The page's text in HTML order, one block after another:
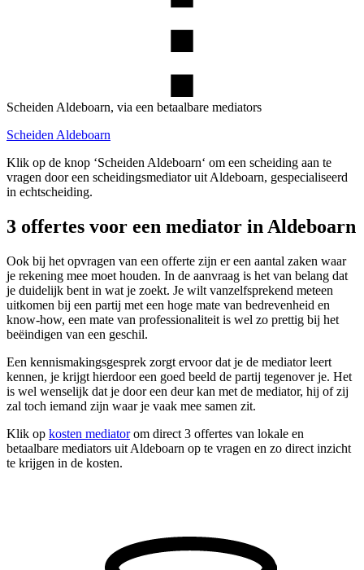
Scheiden Aldeboarn, via een betaalbare mediators
Scheiden Aldeboarn
Klik op de knop ‘Scheiden Aldeboarn‘ om een scheiding aan te
vragen door een scheidingsmediator uit Aldeboarn, gespecialiseerd
in echtscheiding.
3 offertes voor een mediator in Aldeboarn
Ook bij het opvragen van een offerte zijn er een aantal zaken waar
je rekening mee moet houden. In de aanvraag is het van belang dat
je duidelijk bent in wat je zoekt. Je wilt vanzelfsprekend meteen
uitkomen bij een partij met een hoge mate van bedrevenheid en
know-how, een mate van professionaliteit is wel zo prettig bij het
beëindigen van een geschil.
Een kennismakingsgesprek zorgt ervoor dat je de mediator leert
kennen, je krijgt hierdoor een goed beeld de partij tegenover je. Het
is wel wenselijk dat je door een deur kan met de mediator, hij of zij
zal toch iemand zijn waar je vaak mee samen zit.
Klik op kosten mediatorom direct 3 offertes van lokale en
betaalbare mediators uit Aldeboarn op te vragen en zo direct inzicht
te krijgen in de kosten.